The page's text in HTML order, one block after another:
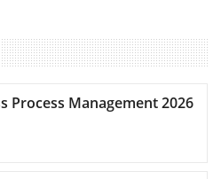
Process Management 2026